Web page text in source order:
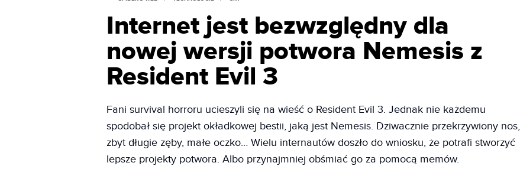
Internet jest bezwzględny dla
nowej wersji potwora Nemesis z
Resident Evil 3
Fani survival horroru ucieszyli się na wieść o Resident Evil 3. Jednak nie każdemu
spodobał się projekt okładkowej bestii, jaką jest Nemesis. Dziwacznie przekrzywiony nos,
zbyt długie zęby, małe oczko… Wielu internautów doszło do wniosku, że potrafi stworzyć
lepsze projekty potwora. Albo przynajmniej obśmiać go za pomocą memów.